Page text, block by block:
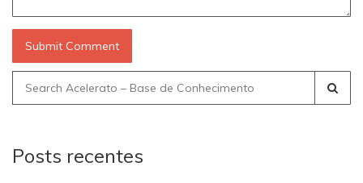
Search
for:
Posts recentes